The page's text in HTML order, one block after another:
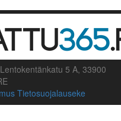
5 A, 33900
Tietosuojalauseke